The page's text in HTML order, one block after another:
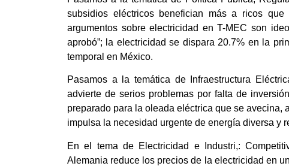
subsidios eléctricos benefician más a ricos
argumentos sobre electricidad en T-MEC son
aprobó”; la electricidad se dispara 20.7% en la
temporal en México.
Pasamos a la temática de Infraestructura
advierte de serios problemas por falta de
preparado para la oleada eléctrica que se avecina,
impulsa la necesidad urgente de energía diversa y
En el tema de Electricidad e Industri,:
Alemania reduce los precios de la electricidad en